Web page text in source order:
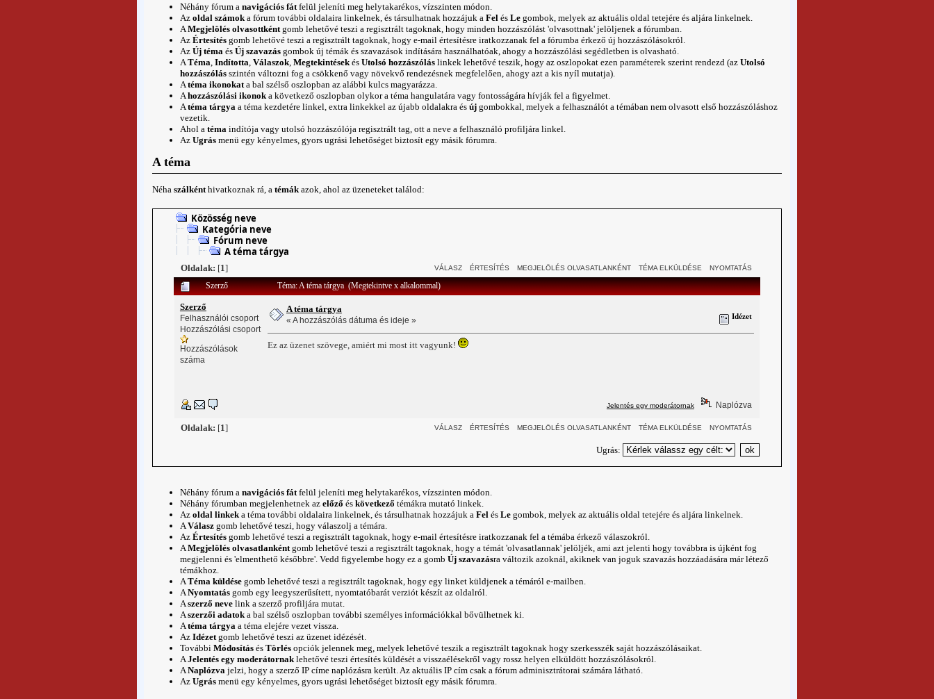
Néhány fórum a navigációs fátfelül jeleníti meg helytakarékos, vízszinten módon.
Az oldal számoka fórum további oldalaira linkelnek, és társulhatnak hozzájuk a Fel és Legombok, melyek az aktuális oldal tetejére és aljára linkelnek.
A Megjelölés olvasottkéntgomb lehetővé teszi a regisztrált tagoknak, hogy minden hozzászólást 'olvasottnak' jelöljenek a fórumban.
Az Értesítésgomb lehetővé teszi a regisztrált tagoknak, hogy e-mail értesítésre iratkozzanak fel a fórumba érkező új hozzászólásokról.
Az Új téma és Új szavazásgombok új témák és szavazások indítására használhatóak, ahogy a hozzászólási segédletben is olvasható.
A Téma Indította Válaszok, Megtekintésekés Utolsó hozzászóláslinkek lehetővé teszik, hogy az oszlopokat ezen paraméterek szerint rendezd (az Utolsó
hozzászólásszintén változni fog a csökkenő vagy növekvő rendezésnek megfelelően, ahogy azt a kis nyíl mutatja).
A téma ikonokata bal szélső oszlopban az alábbi kulcs magyarázza.
A hozzászólási ikonoka következő oszlopban olykor a téma hangulatára vagy fontosságára hívják fel a figyelmet.
A téma tárgya a téma kezdetére linkel, extra linkekkel az újabb oldalakra és újgombokkal, melyek a felhasználót a témában nem olvasott első hozzászóláshoz
vezetik.
Ahol a téma indítója vagy utolsó hozzászólója regisztrált tag, ott a neve a felhasználó profiljára linkel.
Az Ugrásmenü egy kényelmes, gyors ugrási lehetőséget biztosít egy másik fórumra.
A téma
Néha szálkénthivatkoznak rá, a témákazok, ahol az üzeneteket találod:
Közösség neve
Kategória neve
Fórum neve
A téma tárgya
Oldalak: [1] VÁLASZ ÉRTESÍTÉS MEGJELÖLÉS OLVASATLANKÉNT TÉMA ELKÜLDÉSE NYOMTATÁS
Szerző Téma: A téma tárgya (Megtekintve x alkalommal)
Szerző
Felhasználói csoport
Hozzászólási csoport
Hozzászólások
száma
A téma tárgya
« A hozzászólás dátuma és ideje » Idézet
Ez az üzenet szövege, amiért mi most itt vagyunk!
Jelentés egy moderátornak Naplózva
Oldalak: [1] VÁLASZ ÉRTESÍTÉS MEGJELÖLÉS OLVASATLANKÉNT TÉMA ELKÜLDÉSE NYOMTATÁS
Ugrás:
Néhány fórum a navigációs fátfelül jeleníti meg helytakarékos, vízszinten módon.
Néhány fórumban megjelenhetnek az előző és következő témákra mutató linkek.
Az oldal linkeka téma további oldalaira linkelnek, és társulhatnak hozzájuk a Felés Legombok, melyek az aktuális oldal tetejére és aljára linkelnek.
AVálaszgomb lehetővé teszi, hogy válaszolj a témára.
Az Értesítésgomb lehetővé teszi a regisztrált tagoknak, hogy e-mail értesítésre iratkozzanak fel a témába érkező válaszokról.
AMegjelölés olvasatlankéntgomb lehetővé teszi a regisztrált tagoknak, hogy a témát 'olvasatlannak' jelöljék, ami azt jelenti hogy továbbra is újként fog
megjelenni és 'elmenthető későbbre'. Vedd figyelembe hogy ez a gomb Új szavazásra változik azoknál, akiknek van joguk szavazás hozzáadására már létező
témákhoz.
ATéma küldésegomb lehetővé teszi a regisztrált tagoknak, hogy egy linket küldjenek a témáról e-mailben.
ANyomtatásgomb egy leegyszerűsített, nyomtatóbarát verziót készít az oldalról.
Aszerző nevelink a szerző profiljára mutat.
Aszerzői adatoka bal szélső oszlopban további személyes információkkal bővülhetnek ki.
Atéma tárgyaa téma elejére vezet vissza.
Az Idézetgomb lehetővé teszi az üzenet idézését.
További Módosításés Törlésopciók jelennek meg, melyek lehetővé teszik a regisztrált tagoknak hogy szerkesszéksaját hozzászólásaikat.
AJelentés egy moderátornaklehetővé teszi értesítés küldését a visszaélésekről vagy rossz helyen elküldött hozzászólásokról.
ANaplózvajelzi, hogy a szerző IP címe naplózásra került. Az aktuális IP cím csak a fórum adminisztrátorai számára látható.
Az Ugrásmenü egy kényelmes, gyors ugrási lehetőséget biztosít egy másik fórumra.